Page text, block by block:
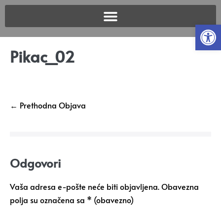
Pikac_02
← Prethodna Objava
Odgovori
Vaša adresa e-pošte neće biti objavljena.Obavezna
polja su označena sa * (obavezno)